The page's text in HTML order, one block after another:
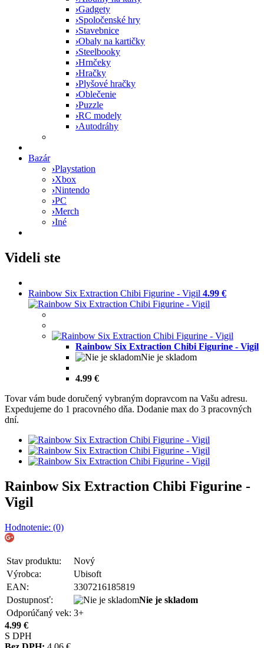
›Gadgety
›Spoločenské hry
›Stavebnice
›Obaly na kartičky
›Steelbooky
›Hrnčeky
›Hračky
›Plyšové hračky
›Oblečenie
›Puzzle
›RC modely
›Autodráhy
Bazár
›Playstation
›Xbox
›Nintendo
›PC
›Merch
›Iné
Videli ste
Rainbow Six Extraction Chibi Figurine - Vigil 4.99 €
Rainbow Six Extraction Chibi Figurine - Vigil
Nie je skladom
4.99 €
Tovar vám bude doručený vybraným dopravcom na Vašu adresu.
Expedujeme do 1 pracovného dňa. Dodanie max do 3 pracovných
dní.
Rainbow Six Extraction Chibi Figurine -
Vigil
Hodnotenie: (0)
Stav produktu:
Nový
Výrobca:
Ubisoft
EAN:
3307216185819
Dostupnosť:
Nie je skladom
Odporúčaný vek: 3+
4.99 €
S DPH